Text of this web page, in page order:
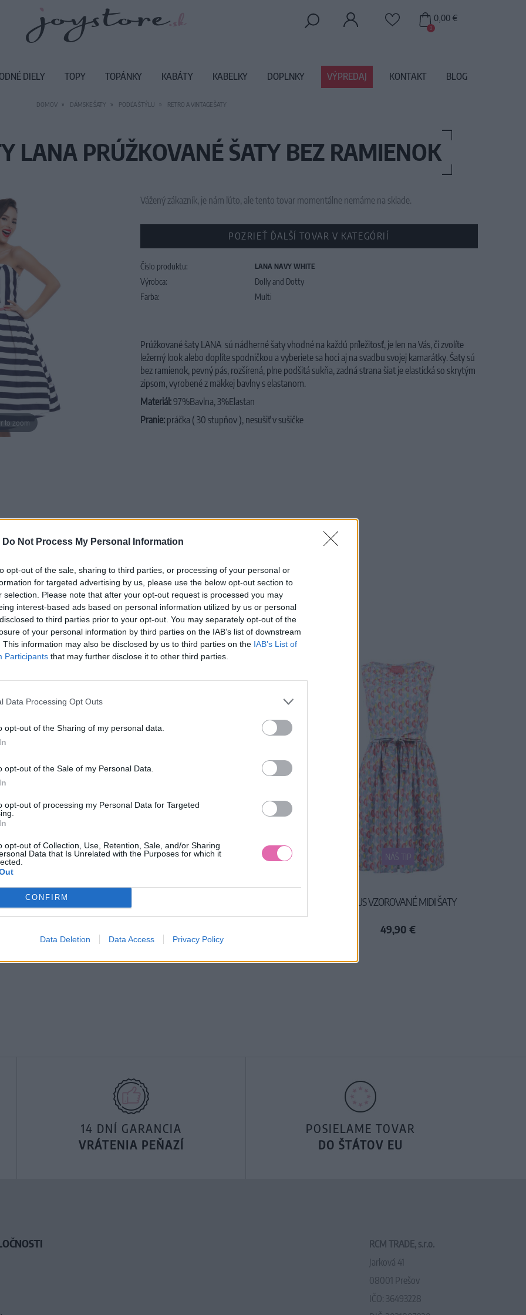
Do Not Process My Personal Information
opt-out of the sale, sharing to third parties, or processing of your personal or
for targeted advertising by us, please use the below opt-out section to
selection. Please note that after your opt-out request is processed you may
interest-based ads based on personal information utilized by us or personal
to third parties prior to your opt-out. You may separately opt-out of the
of your personal information by third parties on the IAB’s list of downstream
This information may also be disclosed by us to third parties on the IAB’s List of
Participants that may further disclose it to other third parties.
Data Processing Opt Outs
opt-out of the Sharing of my personal data.
opt-out of the Sale of my Personal Data.
opt-out of processing my Personal Data for Targeted
opt-out of Collection, Use, Retention, Sale, and/or Sharing
Data that Is Unrelated with the Purposes for which it
CONFIRM
Data Deletion Data Access Privacy Policy
DOMOV DÁMSKE ŠATY PODĽA ŠTÝLU RETRO A VINTAGE ŠATY
LANA PRÚŽKOVANÉ ŠATY BEZ RAMIENOK
Vážený zákazník, je nám ľúto, ale tento tovar momentálne nemáme na sklade.
POZRIEŤ ĎALŠÍ TOVAR V KATEGÓRIÍ
Číslo produktu: LANA NAVY WHITE
Výrobca:
Dolly and Dotty
Farba:
Multi
Prúžkované šaty LANA sú nádherné šaty vhodné na každú príležitosť, je len na Vás, či zvolíte
ležerný look alebo doplíte spodničkou a vyberiete sa hoci aj na svadbu svojej kamarátky. Šaty sú
bez ramienok, pevný pás, rozšírená, plne podšitá sukňa, zadná strana šiat je elastická so skrytým
zipsom, vyrobené z mäkkej bavlny s elastanom.
Materiál:97%Bavlna, 3%Elastan
Pranie: práčka ( 30 stupňov ), nesušiť v sušičke
to zoom
MOHLO BY SA VÁM TIEŽ HODIŤ
ZELENÉ MINI
ŠATY S KVETMI
NÁŠ TIP
CIRCUS VZOROVANÉ MIDI ŠATY
49,90 €
14 DNÍ GARANCIA
VRÁTENIA PEŇAZÍ
POSIELAME TOVAR
DO ŠTÁTOV EU
RCM TRADE, s.r.o.
Jarková 41
08001 Prešov
IČO: 36493228
0
0,00 €
DIELY TOPY TOPÁNKY KABÁTY KABELKY DOPLNKY VÝPREDAJ KONTAKT BLOG